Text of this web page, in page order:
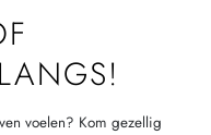
voelen? Kom gezellig